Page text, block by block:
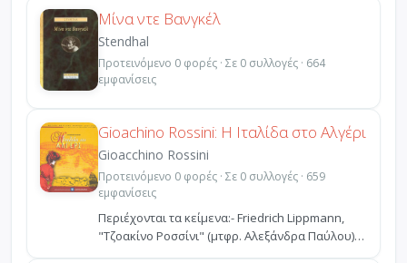
Μίνα ντε Βανγκέλ
Stendhal
Προτεινόμενο 0 φορές · Σε 0 συλλογές · 664
εμφανίσεις
Gioachino Rossini: Η Ιταλίδα στο Αλγέρι
Gioacchino Rossini
Προτεινόμενο 0 φορές · Σε 0 συλλογές · 659
εμφανίσεις
Περιέχονται τα κείμενα:- Friedrich Lippmann,
"Τζοακίνο Ροσσίνι" (μτφρ. Αλεξάνδρα Παύλου)-
Τζοακίνο Ρ...